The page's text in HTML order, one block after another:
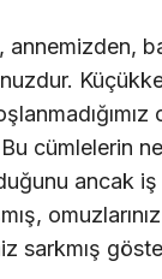
annemizden,
cümlelerin
ancak
sarkmış